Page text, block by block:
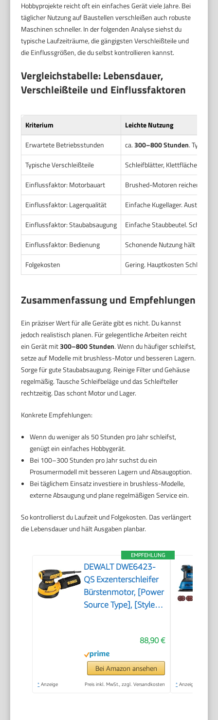
Hobbyprojekte reicht oft ein einfaches Gerät viele Jahre. Bei
täglicher Nutzung auf Baustellen verschleißen auch robuste
Maschinen schneller. In der folgenden Analyse siehst du
typische Laufzeiträume, die gängigsten Verschleißteile und
die Einflussgrößen, die du selbst kontrollieren kannst.
Vergleichstabelle: Lebensdauer,
Verschleißteile und Einflussfaktoren
Kriterium
Leichte Nutzung
Erwartete Betriebsstunden
ca.300–800 Stunden. Typisch
Typische Verschleißteile
Schleifblätter, Klettfläche,
Einflussfaktor: Motorbauart
Brushed-Motoren reichen oft
Einflussfaktor: Lagerqualität
Einfache Kugellager.
Einflussfaktor: Staubabsaugung
Einfache Staubbeutel. Schutz
Einflussfaktor: Bedienung
Schonende Nutzung hält
Folgekosten
Gering. Hauptkosten
Zusammenfassung und Empfehlungen
Ein präziser Wert für alle Geräte gibt es nicht. Du kannst
jedoch realistisch planen. Für gelegentliche Arbeiten reicht
ein Gerät mit300–800 Stunden. Wenn du häufiger schleifst,
setze auf Modelle mit brushless-Motor und besseren Lagern.
Sorge für gute Staubabsaugung. Reinige Filter und Gehäuse
regelmäßig. Tausche Schleifbeläge und das Schleifteller
rechtzeitig. Das schont Motor und Lager.
Konkrete Empfehlungen:
Wenn du weniger als 50 Stunden pro Jahr schleifst,
genügt ein einfaches Hobbygerät.
Bei 100–300 Stunden pro Jahr suchst du ein
Prosumermodell mit besseren Lagern und Absaugoption.
Bei täglichem Einsatz investiere in brushless-Modelle,
externe Absaugung und plane regelmäßigen Service ein.
So kontrollierst du Laufzeit und Folgekosten. Das verlängert
die Lebensdauer und hält Ausgaben planbar.
EMPFEHLUNG
DEWALT DWE6423-
QS Exzenterschleifer
Bürstenmotor, [Power
Source Type], [Style],
88,90 €
Bei Amazon ansehen
* Anzeige Preis inkl. MwSt., zzgl. Versandkosten * Anzeige